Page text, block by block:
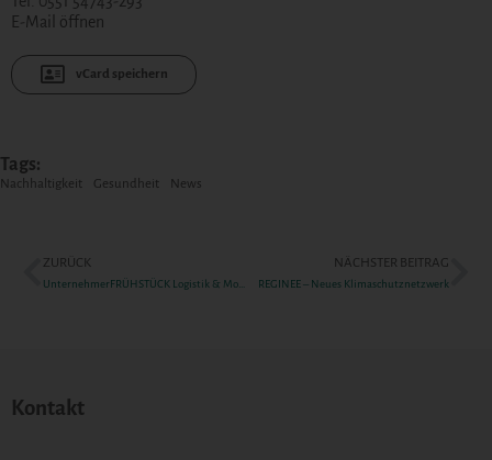
E-Mail öffnen
vCard speichern
Tags:
Nachhaltigkeit Gesundheit News
ZURÜCK NÄCHSTER BEITRAG
REGINEE – Neues Klimaschutznetzwerk
Kontakt